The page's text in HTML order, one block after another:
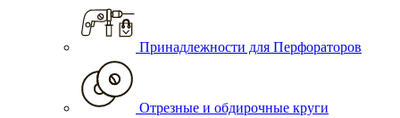
Принадлежности для Перфораторов
Отрезные и обдирочные круги